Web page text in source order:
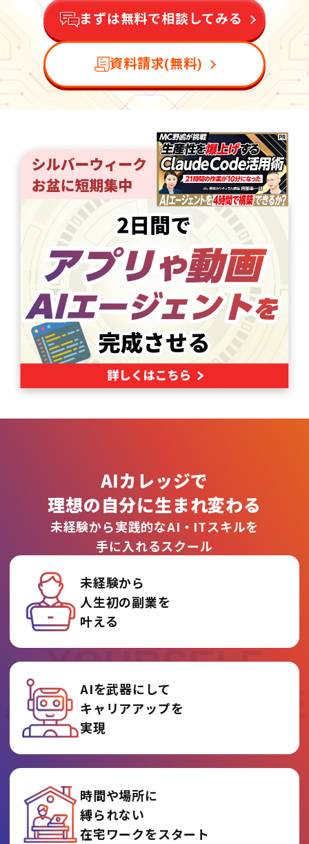
まずは無料で相談してみる
資料請求(無料)
REINVENT
YOURSELF
AT AI COLLEGE
AIカレッジで
理想の自分に生まれ変わる
未経験から実践的なAI・ITスキルを
手に入れるスクール
未経験から
人生初の副業を
叶える
AIを武器にして
キャリアアップを
実現
時間や場所に
縛られない
在宅ワークをスタート